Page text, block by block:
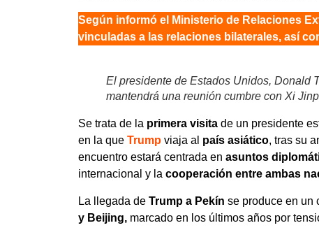
Según informó el Ministerio de Relaciones
vinculadas a las relaciones bilaterales, así
El presidente de Estados Unidos, Donald
mantendrá una reunión cumbre con Xi
Se trata de la primera visita de un presidente
en la que Trump viaja al país asiático, tras su
encuentro estará centrada en asuntos
internacional y la cooperación entre ambas
La llegada de Trump a Pekín se produce en un
y Beijing, marcado en los últimos años por